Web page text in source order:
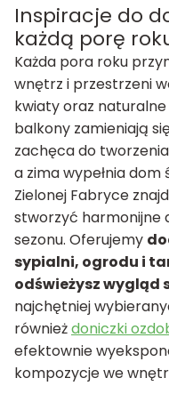
Inspiracje do
każdą porę
Każda pora roku
wnętrz i przestrzeni
kwiaty oraz
balkony zamieniają
zachęca do
a zima wypełnia
Zielonej Fabryce
stworzyć harmonijne
sezonu. Oferujemy
sypialni, ogrodu i
odświeżysz wygląd
najchętniej
równieżdoniczki
efektownie
kompozycje we